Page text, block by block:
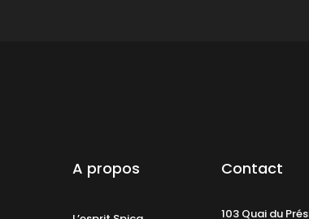
A propos Contact
103 Quai du